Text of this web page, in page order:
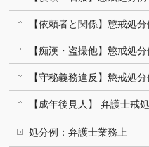
【依頼者と関係】懲戒処分
【痴漢・盗撮他】懲戒処分
【守秘義務違反】懲戒処分
【成年後見人】 弁護士戒
処分例：弁護士業務上